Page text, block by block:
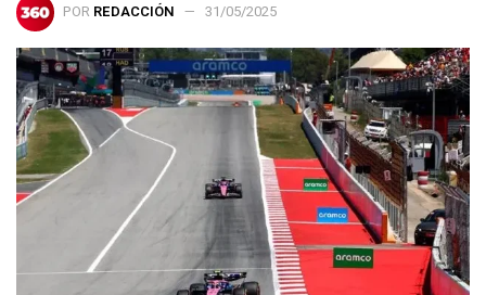
POR REDACCIÓN 31/05/2025